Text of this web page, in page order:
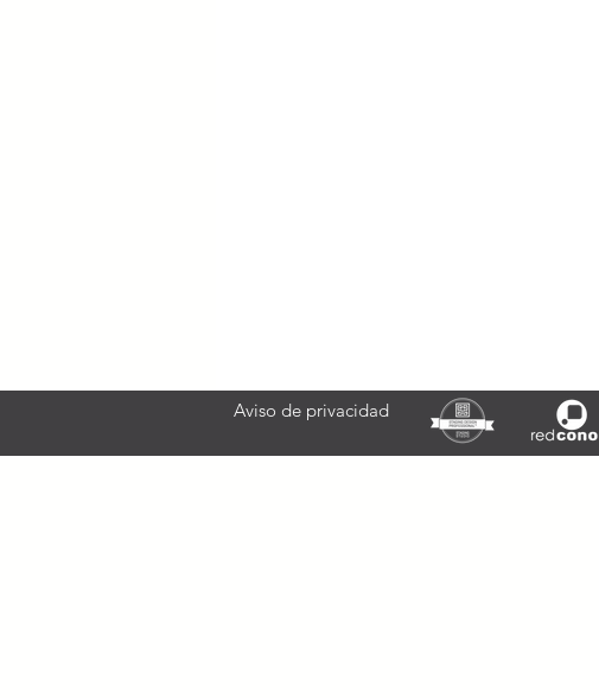
Aviso de privacidad